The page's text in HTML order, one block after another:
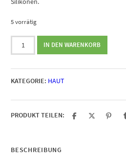
5 vorrätig
Hagleitner
septLiquid
Händedesinfektionsmittel
Menge
IN DEN WARENKORB
KATEGORIE: HAUT
PRODUKT TEILEN:
BESCHREIBUNG